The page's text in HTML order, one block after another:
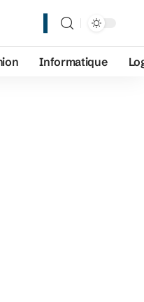
Informatique